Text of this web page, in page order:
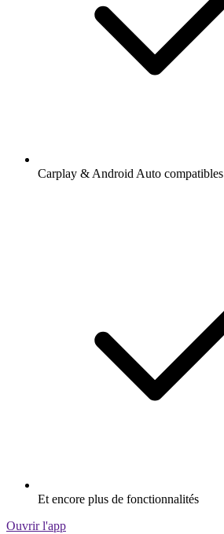
Carplay & Android Auto compatibles
Et encore plus de fonctionnalités
Ouvrir l'app